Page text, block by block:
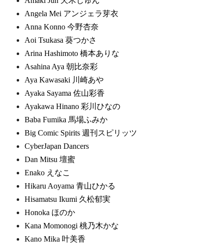
Angela Mei アンジェラ芽衣
Anna Konno 今野杏奈
Aoi Tsukasa 葵つかさ
Arina Hashimoto 橋本ありな
Asahina Aya 朝比奈彩
Aya Kawasaki 川崎あや
Ayaka Sayama 佐山彩香
Ayakawa Hinano 彩川ひなの
Baba Fumika 馬場ふみか
Big Comic Spirits 週刊スピリッツ
CyberJapan Dancers
Dan Mitsu 壇蜜
Enako えなこ
Hikaru Aoyama 青山ひかる
Hisamatsu Ikumi 久松郁実
Honoka ほのか
Kana Momonogi 桃乃木かな
Kano Mika 叶美香